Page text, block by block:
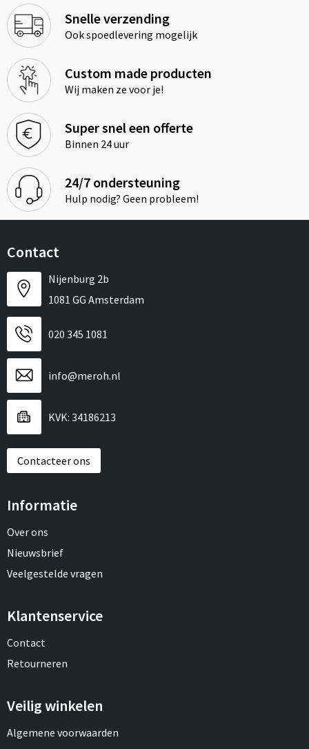
Snelle verzending
Ook spoedlevering mogelijk
Custom made producten
Wij maken ze voor je!
Super snel een offerte
Binnen 24 uur
24/7 ondersteuning
Hulp nodig? Geen probleem!
Contact
Nijenburg 2b
1081 GG Amsterdam
020 345 1081
info@meroh.nl
KVK: 34186213
Contacteer ons
Informatie
Over ons
Nieuwsbrief
Veelgestelde vragen
Klantenservice
Contact
Retourneren
Veilig winkelen
Algemene voorwaarden